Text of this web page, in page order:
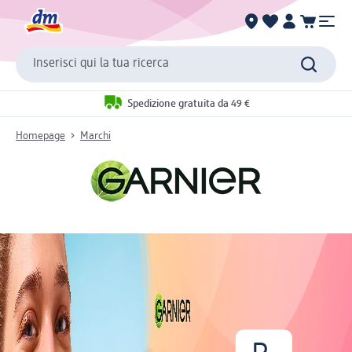
Inserisci qui la tua ricerca
Spedizione gratuita da 49 €
Homepage Marchi